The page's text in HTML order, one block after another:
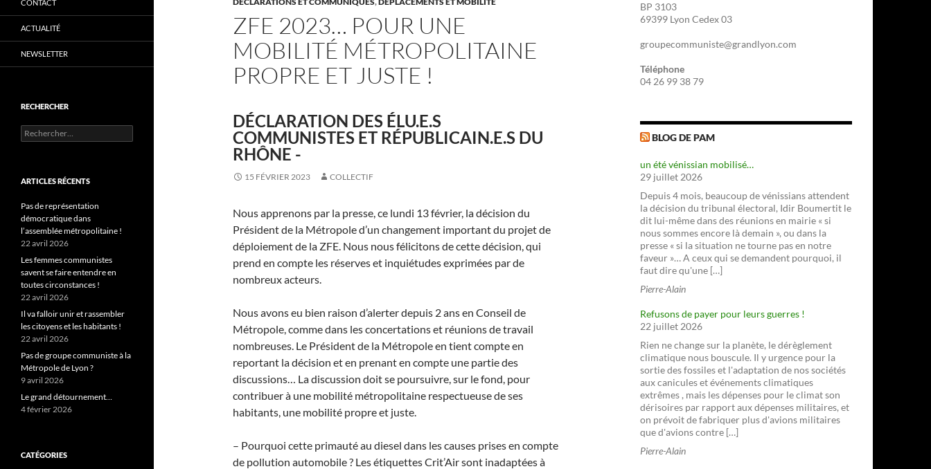
ZFE 2023… POUR UNE
MOBILITÉ MÉTROPOLITAINE
PROPRE ET JUSTE !
DÉCLARATION DES ÉLU.E.S
COMMUNISTES ET RÉPUBLICAIN.E.S DU
RHÔNE -
15 FÉVRIER 2023 COLLECTIF
Nous apprenons par la presse, ce lundi 13 février, la décision du
Président de la Métropole d’un changement important du projet de
déploiement de la ZFE. Nous nous félicitons de cette décision, qui
prend en compte les réserves et inquiétudes exprimées par de
nombreux acteurs.
Nous avons eu bien raison d’alerter depuis 2 ans en Conseil de
Métropole, comme dans les concertations et réunions de travail
nombreuses. Le Président de la Métropole en tient compte en
reportant la décision et en prenant en compte une partie des
discussions… La discussion doit se poursuivre, sur le fond, pour
contribuer à une mobilité métropolitaine respectueuse de ses
habitants, une mobilité propre et juste.
– Pourquoi cette primauté au diesel dans les causes prises en compte
de pollution automobile ? Les étiquettes Crit’Air sont inadaptées à
BP 3103
69399 Lyon Cedex 03
groupecommuniste@grandlyon.com
Téléphone
04 26 99 38 79
BLOG DE PAM
un été vénissian mobilisé…
29 juillet 2026
Depuis 4 mois, beaucoup de vénissians attendent
la décision du tribunal électoral, Idir Boumertit le
dit lui-même dans des réunions en mairie « si
nous sommes encore là demain », ou dans la
presse « si la situation ne tourne pas en notre
faveur »… A ceux qui se demandent pourquoi, il
faut dire qu'une […]
Pierre-Alain
Refusons de payer pour leurs guerres !
22 juillet 2026
Rien ne change sur la planète, le dérèglement
climatique nous bouscule. Il y urgence pour la
sortie des fossiles et l'adaptation de nos sociétés
aux canicules et événements climatiques
extrêmes , mais les dépenses pour le climat son
dérisoires par rapport aux dépenses militaires, et
on prévoit de fabriquer plus d'avions militaires
que d'avions contre […]
Pierre-Alain
CONTACT
ACTUALITÉ
NEWSLETTER
RECHERCHER
Rechercher :
ARTICLES RÉCENTS
Pas de représentation
démocratique dans
l’assemblée métropolitaine !
22 avril 2026
Les femmes communistes
savent se faire entendre en
toutes circonstances !
22 avril 2026
Il va falloir unir et rassembler
les citoyens et les habitants !
22 avril 2026
Pas de groupe communiste à la
Métropole de Lyon ?
9 avril 2026
Le grand détournement…
4 février 2026
CATÉGORIES